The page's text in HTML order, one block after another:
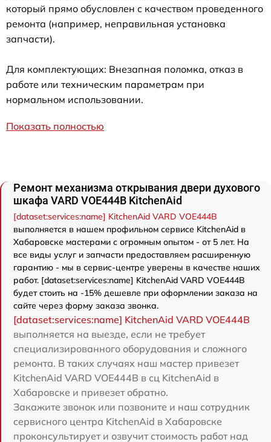
который прямо обусловлен с качеством проведенного
ремонта (например, неправильная установка
запчасти).
Для комплектующих: Внезапная поломка, отказ в
работе или техническим параметрам при
нормальном использовании.
Показать полностью
Ремонт механизма открывания двери духового
шкафа VARD VOE444B KitchenAid
[dataset:services:name] KitchenAid VARD VOE444B
выполняется в нашем профильном сервисе KitchenAid в
Хабаровске мастерами с огромным опытом - от 5 лет. На
все виды услуг и запчасти предоставляем расширенную
гарантию - мы в сервис-центре уверены в качестве наших
работ. [dataset:services:name] KitchenAid VARD VOE444B
будет стоить на -15% дешевле при оформлении заказа на
сайте через форму заказа звонка.
[dataset:services:name] KitchenAid VARD VOE444B
выполняется на выезде, если не требует
специализированного оборудования и сложного
ремонта. В таких случаях наш мастер привезет
KitchenAid VARD VOE444B в сц KitchenAid в
Хабаровске и привезет обратно.
Закажите звонок или позвоните и наш сотрудник
сервисного центра KitchenAid в Хабаровске
проконсультирует и озвучит стоимость работ над